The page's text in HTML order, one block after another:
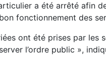
a été arrêté afin
fonctionnement des
ont été prises par les
l’ordre public »,